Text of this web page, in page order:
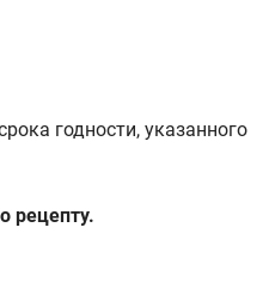
годности, указанного
рецепту.